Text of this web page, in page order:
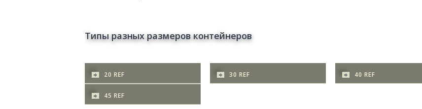
Типы разных размеров контейнеров
20 REF 30 REF 40 REF
45 REF